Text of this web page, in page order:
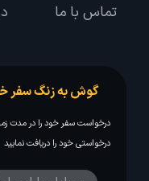
تماس با ما
گوش به زنگ سفر
درخواست سفر خود را در مدت
درخواستی خود را دریافت نمایید